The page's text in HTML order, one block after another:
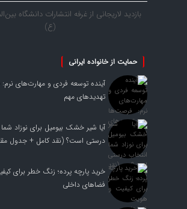
بازدید لاریجانی از غرفه انتشارات دانشگاه
(ع)
حمایت از خانواده ایرانی
آینده توسعه فردی و مهارت‌های
تهدیدهای مهم
آیا شیر خشک بیومیل برای نوزاد
درستی است؟ (نقد کامل + جدول
خرید پارچه پرده؛ زنگ خطر برای
فضاهای داخلی